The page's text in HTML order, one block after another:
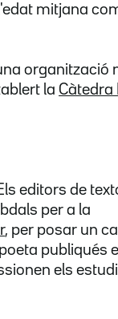
mitjana
organització
la Càtedra
editors de
per a la
, per posar un
publiqués
els